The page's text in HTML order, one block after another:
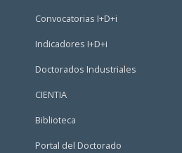
Convocatorias I+D+i
Indicadores I+D+i
Doctorados Industriales
CIENTIA
Biblioteca
Portal del Doctorado